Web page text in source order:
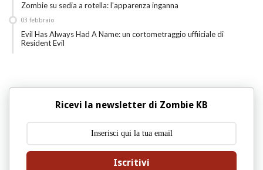
Zombie su sedia a rotella: l'apparenza inganna
Evil Has Always Had A Name: un cortometraggio uffiiciale di
Resident Evil
03 febbraio
Ricevi la newsletter di Zombie KB
Iscritivi